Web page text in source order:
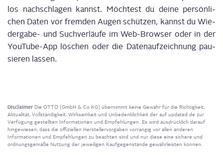
los nach­schla­gen kannst. Möch­test du dei­ne per­sön­li­
chen Daten vor frem­den Augen schüt­zen, kannst du Wie­
der­ga­be- und Such­ver­läu­fe im Web-Brow­ser oder in der
You­Tube-App löschen oder die Daten­auf­zeich­nung pau­
sie­ren lassen.
Disclaimer Die OTTO (GmbH & Co KG) übernimmt keine Gewähr für die Richtigkeit,
Aktualität, Vollständigkeit, Wirksamkeit und Unbedenklichkeit der auf updated.de zur
Verfügung gestellten Informationen und Empfehlungen. Es wird ausdrücklich darauf
hingewiesen, dass die offiziellen Herstellervorgaben vorrangig vor allen anderen
Informationen und Empfehlungen zu beachten sind und nur diese eine sichere und
ordnungsgemäße Nutzung der jeweiligen Kaufgegenstände gewährleisten können.